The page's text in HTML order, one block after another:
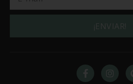
¡ENVIAR!